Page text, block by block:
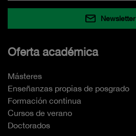
Newsletter
Oferta académica
Másteres
Enseñanzas propias de posgrado
Formación continua
Cursos de verano
Doctorados